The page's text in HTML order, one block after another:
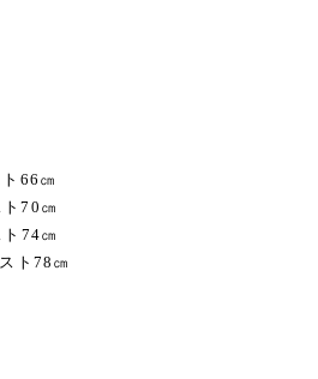
66㎝
70㎝
74㎝
スト78㎝